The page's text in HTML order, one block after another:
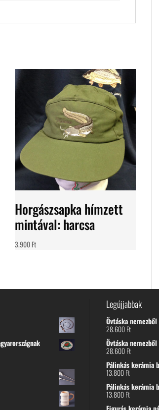
Horgászsapka hímzett
mintával: harcsa
3.900Ft
Legújjabbak
Övtáska nemezből
28.600Ft
Övtáska nemezből
28.600Ft
Pálinkás kerámia
13.800Ft
Pálinkás kerámia
13.800Ft